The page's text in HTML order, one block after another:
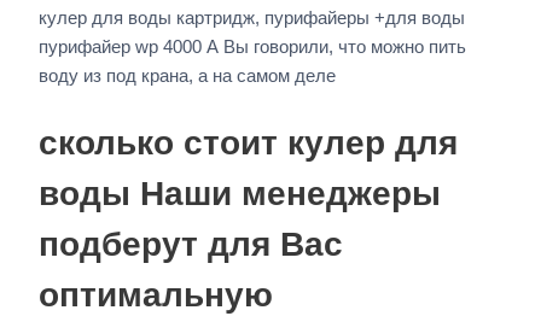
кулер для воды картридж, пурифайеры +для воды
пурифайер wp 4000 А Вы говорили, что можно пить
воду из под крана, а на самом деле
сколько стоит кулер для
воды Наши менеджеры
подберут для Вас
оптимальную